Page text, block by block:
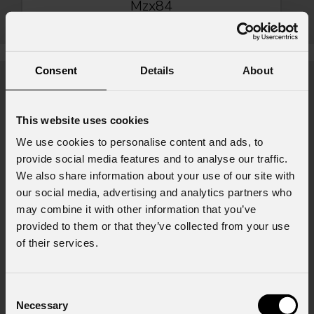
Consent Details About
This website uses cookies
We use cookies to personalise content and ads, to
provide social media features and to analyse our traffic.
We also share information about your use of our site with
our social media, advertising and analytics partners who
may combine it with other information that you’ve
provided to them or that they’ve collected from your use
of their services.
Selection
Necessary
Mzx84
News
31 Luglio 2026